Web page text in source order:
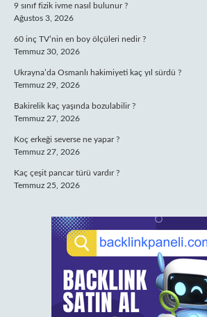
9 sınıf fizik ivme nasıl bulunur ?
Ağustos 3, 2026
60 inç TV’nin en boy ölçüleri nedir ?
Temmuz 30, 2026
Ukrayna’da Osmanlı hakimiyeti kaç yıl sürdü ?
Temmuz 29, 2026
Bakirelik kaç yaşında bozulabilir ?
Temmuz 27, 2026
Koç erkeği severse ne yapar ?
Temmuz 27, 2026
Kaç çeşit pancar türü vardır ?
Temmuz 25, 2026